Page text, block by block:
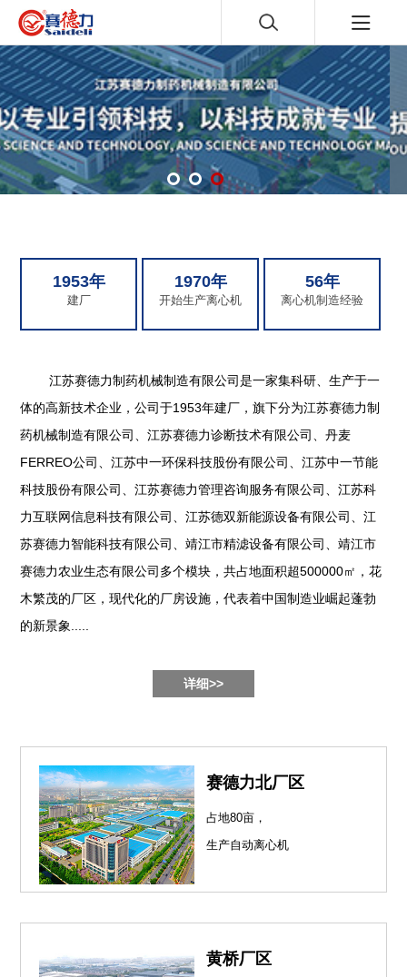
1953年
建厂
1970年
开始生产离心机
56年
离心机制造经验
江苏赛德力制药机械制造有限公司是一家集科研、生产于一
体的高新技术企业，公司于1953年建厂，旗下分为江苏赛德力制
药机械制造有限公司、江苏赛德力诊断技术有限公司、丹麦
FERREO公司、江苏中一环保科技股份有限公司、江苏中一节能
科技股份有限公司、江苏赛德力管理咨询服务有限公司、江苏科
力互联网信息科技有限公司、江苏德双新能源设备有限公司、江
苏赛德力智能科技有限公司、靖江市精滤设备有限公司、靖江市
赛德力农业生态有限公司多个模块，共占地面积超500000㎡，花
木繁茂的厂区，现代化的厂房设施，代表着中国制造业崛起蓬勃
的新景象.....
详细>>
赛德力北厂区
占地80亩，
生产自动离心机
黄桥厂区